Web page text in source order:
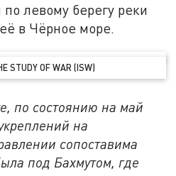
левому берегу реки
в Чёрное море.
STUDY OF WAR (ISW)
по состоянию на май
на
сопоставима
под Бахмутом, где